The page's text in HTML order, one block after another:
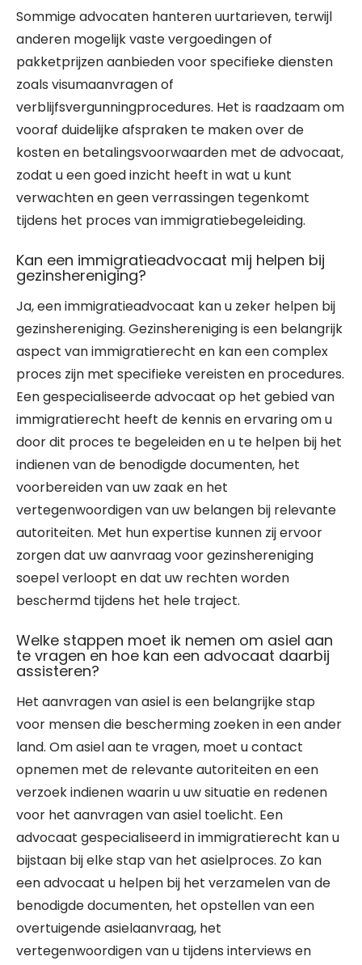
Sommige advocaten hanteren uurtarieven, terwijl
anderen mogelijk vaste vergoedingen of
pakketprijzen aanbieden voor specifieke diensten
zoals visumaanvragen of
verblijfsvergunningprocedures. Het is raadzaam om
vooraf duidelijke afspraken te maken over de
kosten en betalingsvoorwaarden met de advocaat,
zodat u een goed inzicht heeft in wat u kunt
verwachten en geen verrassingen tegenkomt
tijdens het proces van immigratiebegeleiding.
Kan een immigratieadvocaat mij helpen bij
gezinshereniging?
Ja, een immigratieadvocaat kan u zeker helpen bij
gezinshereniging. Gezinshereniging is een belangrijk
aspect van immigratierecht en kan een complex
proces zijn met specifieke vereisten en procedures.
Een gespecialiseerde advocaat op het gebied van
immigratierecht heeft de kennis en ervaring om u
door dit proces te begeleiden en u te helpen bij het
indienen van de benodigde documenten, het
voorbereiden van uw zaak en het
vertegenwoordigen van uw belangen bij relevante
autoriteiten. Met hun expertise kunnen zij ervoor
zorgen dat uw aanvraag voor gezinshereniging
soepel verloopt en dat uw rechten worden
beschermd tijdens het hele traject.
Welke stappen moet ik nemen om asiel aan
te vragen en hoe kan een advocaat daarbij
assisteren?
Het aanvragen van asiel is een belangrijke stap
voor mensen die bescherming zoeken in een ander
land. Om asiel aan te vragen, moet u contact
opnemen met de relevante autoriteiten en een
verzoek indienen waarin u uw situatie en redenen
voor het aanvragen van asiel toelicht. Een
advocaat gespecialiseerd in immigratierecht kan u
bijstaan bij elke stap van het asielproces. Zo kan
een advocaat u helpen bij het verzamelen van de
benodigde documenten, het opstellen van een
overtuigende asielaanvraag, het
vertegenwoordigen van u tijdens interviews en